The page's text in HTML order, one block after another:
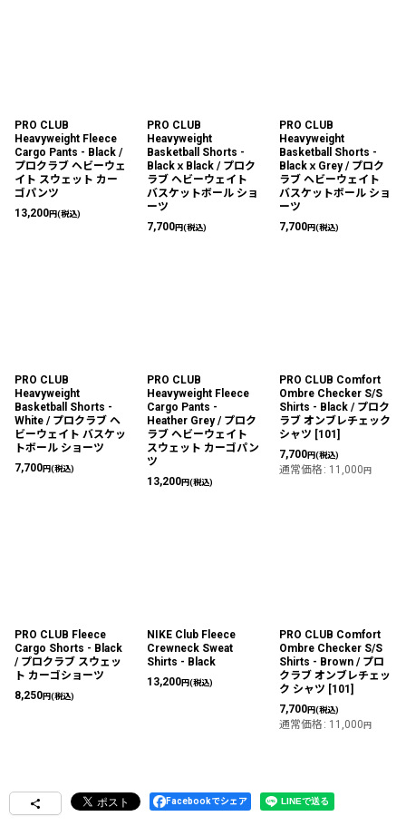
PRO CLUB
Heavyweight Fleece
Cargo Pants - Black /
プロクラブ ヘビーウェ
イト スウェット カー
ゴパンツ
13,200円(税込)
PRO CLUB
Heavyweight
Basketball Shorts -
BlackｘBlack / プロク
ラブ ヘビーウェイト
バスケットボール ショ
ーツ
7,700円(税込)
PRO CLUB
Heavyweight
Basketball Shorts -
BlackｘGrey / プロク
ラブ ヘビーウェイト
バスケットボール ショ
ーツ
7,700円(税込)
PRO CLUB
Heavyweight
Basketball Shorts -
White / プロクラブ ヘ
ビーウェイト バスケッ
トボール ショーツ
7,700円(税込)
PRO CLUB
Heavyweight Fleece
Cargo Pants -
Heather Grey / プロク
ラブ ヘビーウェイト
スウェット カーゴパン
ツ
13,200円(税込)
PRO CLUB Comfort
Ombre Checker S/S
Shirts - Black / プロク
ラブ オンブレチェック
シャツ [101 ]
7,700円(税込)
通常価格 : 11,000円
PRO CLUB Fleece
Cargo Shorts - Black
/ プロクラブ スウェッ
ト カーゴショーツ
8,250円(税込)
NIKE Club Fleece
Crewneck Sweat
Shirts - Black
13,200円(税込)
PRO CLUB Comfort
Ombre Checker S/S
Shirts - Brown / プロ
クラブ オンブレチェッ
ク シャツ [101 ]
7,700円(税込)
通常価格 : 11,000円
Facebookでシェア